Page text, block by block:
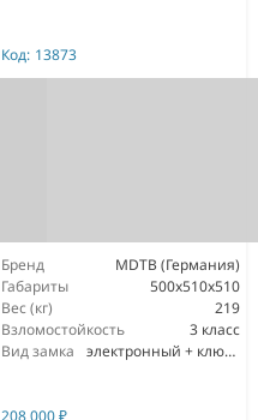
Код: 13873
Бренд
MDTB (Германия)
Габариты
500x510x510
Вес (кг)
219
Взломостойкость
3 класс
Вид замка
электронный + ключевой
208 000₽